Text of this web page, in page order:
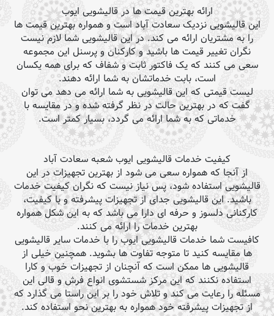
ارائه بهترین قیمت ها در قالیشویی ایوب
این قالیشویی نزدیک سعادت آباد است و همواره بهترین قیمت ها
را به مشتریان ارائه می کند. در این قالیشویی شما لازم نیست
نگران تغییر قیمت ها باشید و کارکنان و پرسنل این مجموعه
سعی می کنند که یک فاکتور ثابت و شفاف که برای همه یکسان
است، بابت خدماتشان به شما ارائه دهند.
لیست قیمتی که این قالیشویی به شما ارائه می دهد می توان
گفت که در بهترین حالت در نظر گرفته شده و در مقایسه با
خدماتی که به شما ارائه می گردد، بسیار کمتر است.
کیفیت خدمات قالیشویی ایوب شعبه سعادت آباد
از آنجا که همواره سعی می شود از بهترین تجهیزات در این
قالیشویی استفاده شود، پس نیاز نیست که نگران کیفیت خدمات
باشید. این قالیشویی جدای از تجهیزات پیشرفته و با کیفیت،
کارکنانی دلسوز و حرفه ای دارا می باشد که به این شکل همواره
بهترین خدمات را ارائه می کنند.
کافیست شما خدمات قالیشویی ایوب را با خدمات سایر قالیشویی
ها مقایسه کنید تا متوجه تفاوت ها بشوید. همچنین خیلی از
قالیشویی ها ممکن است که آنچنان از تجهیزات خوب و کارا
استفاده نکنند که این مرکز شستشوی انواع فرش و قالی این
مسئله را رعایت می کند و تلاش خود را بر این راستا می گذارد که
از تجهیزات پیشرفته خود همواره به بهترین نحو استفاده کند.